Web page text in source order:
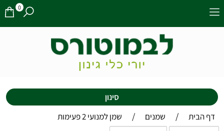
0
סינון
דף הבית
/ שמנים / שמן למנועי 2 פעימות